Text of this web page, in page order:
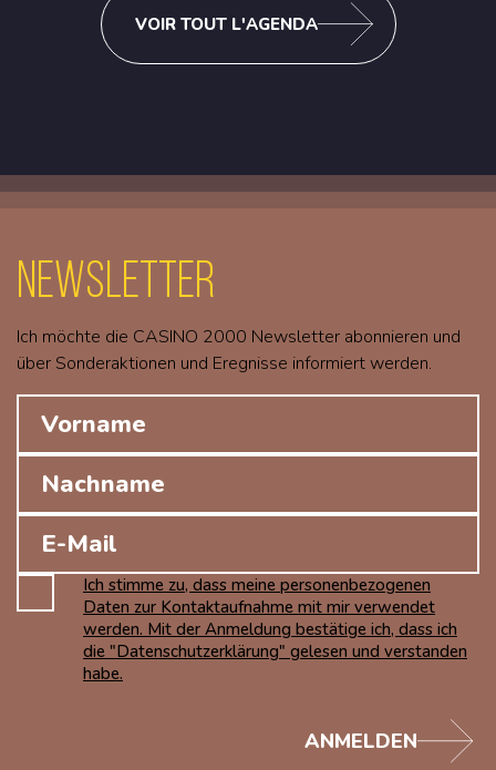
VOIR TOUT L'AGENDA
Newsletter
Ich möchte die CASINO 2000 Newsletter abonnieren und
über Sonderaktionen und Eregnisse informiert werden.
Ich stimme zu, dass meine personenbezogenen
Daten zur Kontaktaufnahme mit mir verwendet
werden. Mit der Anmeldung bestätige ich, dass ich
die "Datenschutzerklärung" gelesen und verstanden
habe.
ANMELDEN